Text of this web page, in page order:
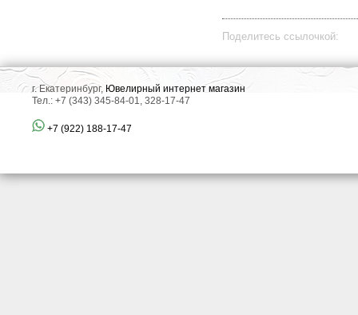
Поделитесь ссылочкой:
г. Екатеринбург, Ювелирный интернет магазин
Тел.: +7 (343) 345-84-01, 328-17-47
+7 (922) 188-17-47